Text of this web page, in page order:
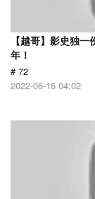
【越哥】影史独
年！
# 72
2022-06-16 04:02